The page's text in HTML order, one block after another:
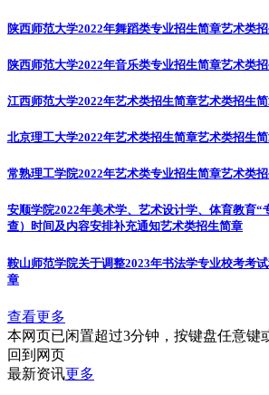
陕西师范大学2022年舞蹈类专业招生简章艺术类
陕西师范大学2022年音乐类专业招生简章艺术类
江西师范大学2022年艺术类招生简章艺术类招生
北京理工大学2022年艺术类招生简章艺术类招生
常熟理工学院2022年艺术类专业招生简章艺术类
安顺学院2022年美术学、艺术设计学、体育教育“
查）时间及内容安排补充通知艺术类招生简章
鞍山师范学院关于调整2023年书法学专业校考考
章
查看更多
本网页已闲置超过3分钟，按键盘任意键
回到网页
最新资讯更多